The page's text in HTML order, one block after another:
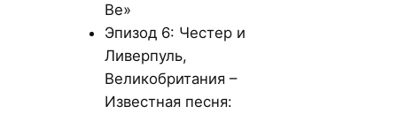
Be»
Эпизод 6: Честер и
Ливерпуль,
Великобритания –
Известная песня: